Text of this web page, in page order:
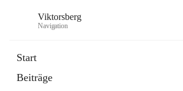
Viktorsberg
Navigation
Start
Beiträge